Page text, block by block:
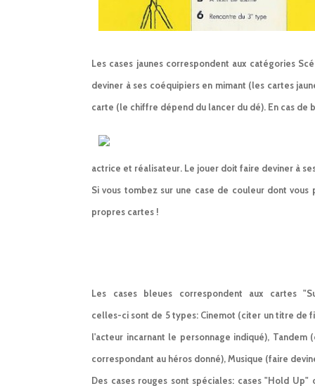
Les cases jaunes correspondent aux catégories
deviner à ses coéquipiers en mimant (les cartes
carte (le chiffre dépend du lancer du dé). En cas de
actrice et réalisateur. Le jouer doit faire deviner à
Si vous tombez sur une case de couleur dont
propres cartes !
Les cases bleues correspondent aux cartes
celles-ci sont de 5 types: Cinemot (citer un titre de
l'acteur incarnant le personnage indiqué),
correspondant au héros donné), Musique (faire
Des cases rouges sont spéciales: cases "Hold